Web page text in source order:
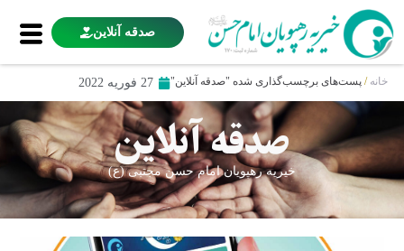
صدقه آنلاین
خانه / پست‌های برچسب‌گذاری شده "صدقه آنلاین" 27 فوریه 2022
صدقه آنلاین
خیریه رهپویان امام حسن مجتبی (ع)